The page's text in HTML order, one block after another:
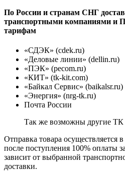
По России и странам СНГ
транспортными компаниями и
тарифам
«СДЭК» (cdek.ru)
«Деловые линии» (dellin.ru)
«ПЭК» (pecom.ru)
«КИТ» (tk-kit.com)
«Байкал Сервис» (baikalsr.ru)
«Энергия» (nrg-tk.ru)
Почта России
Так же возможны другие ТК
Отправка товара осуществляется
после поступления 100% оплаты
зависит от выбранной
доставки.